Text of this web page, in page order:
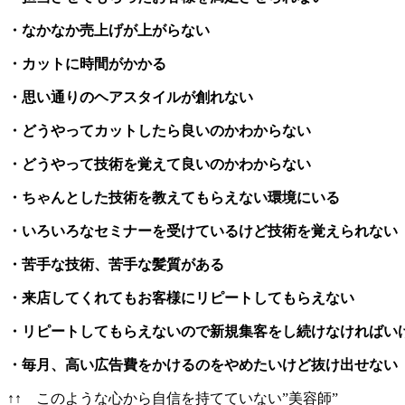
・なかなか売上げが上がらない
・カットに時間がかかる
・思い通りのヘアスタイルが創れない
・どうやってカットしたら良いのかわからない
・どうやって技術を覚えて良いのかわからない
・ちゃんとした技術を教えてもらえない環境にいる
・いろいろなセミナーを受けているけど技術を覚えられない
・苦手な技術、苦手な髪質がある
・来店してくれてもお客様にリピートしてもらえない
・リピートしてもらえないので新規集客をし続けなければい
・毎月、高い広告費をかけるのをやめたいけど抜け出せない
↑↑ このような心から自信を持てていない”美容師”